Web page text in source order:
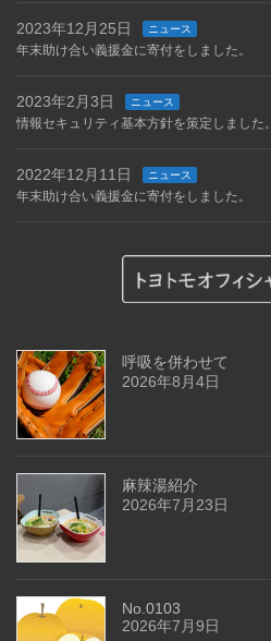
2023年12月25日 ニュース
年末助け合い義援金に寄付をしました。
2023年2月3日 ニュース
情報セキュリティ基本方針を策定しました。
2022年12月11日 ニュース
年末助け合い義援金に寄付をしました。
呼吸を併わせて
2026年8月4日
麻辣湯紹介
2026年7月23日
No.0103
2026年7月9日